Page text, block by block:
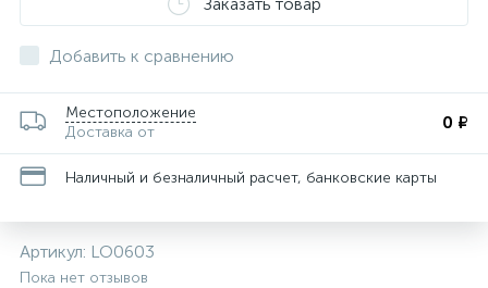
Добавить к сравнению
Местоположение
Доставка от
0 ₽
Наличный и безналичный расчет, банковские карты
Артикул: LO0603
Пока нет отзывов